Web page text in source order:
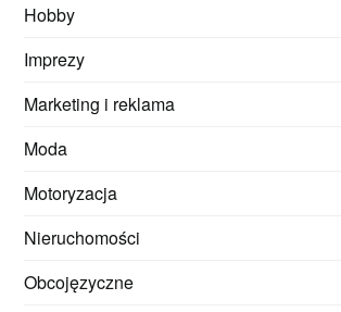
Hobby
Imprezy
Marketing i reklama
Moda
Motoryzacja
Nieruchomości
Obcojęzyczne